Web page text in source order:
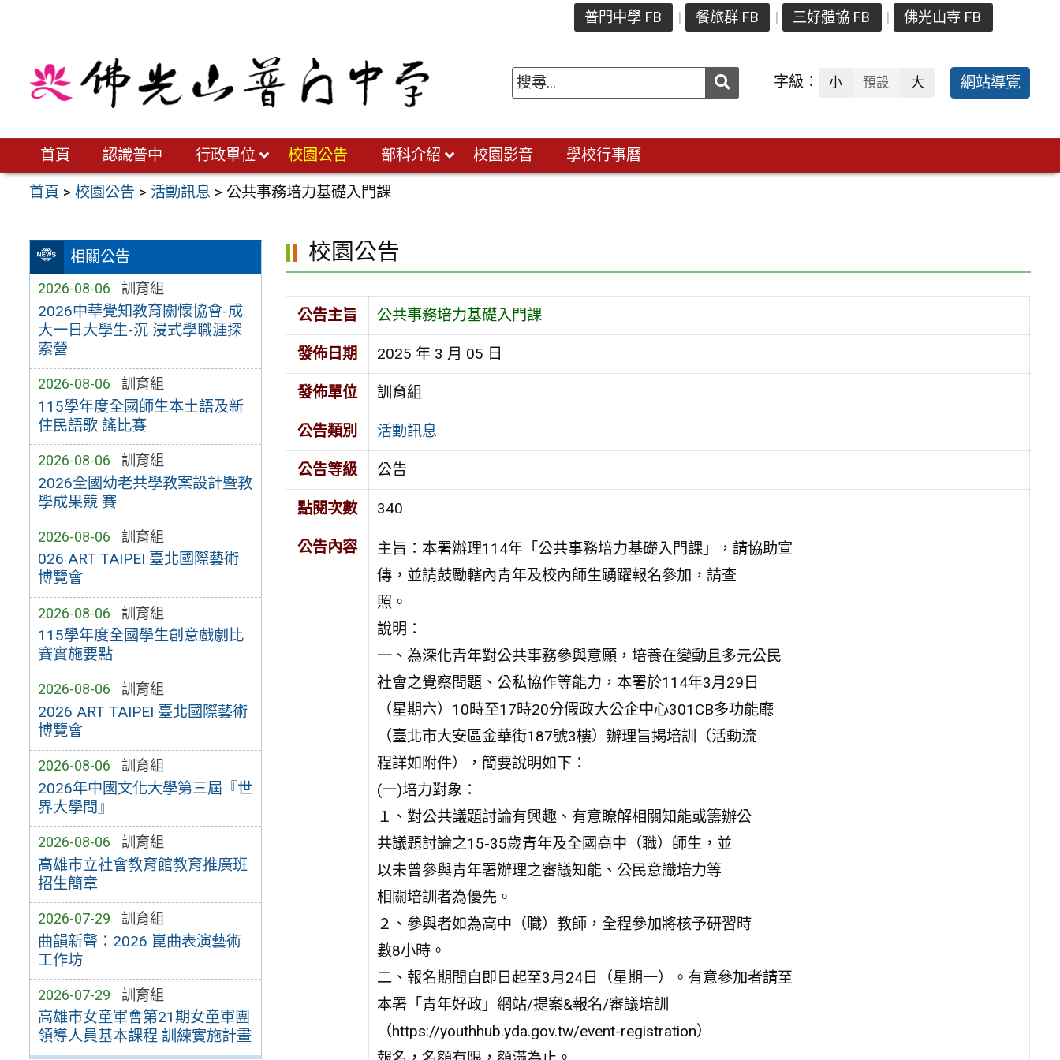
普門中學 FB 餐旅群 FB 三好體協 FB 佛光山寺 FB
送出 字級： 小 預設 大 網站導覽
首頁 認識普中 行政單位 校園公告 部科介紹 校園影音 學校行事曆
首頁 >校園公告 > 活動訊息 > 公共事務培力基礎入門課
相關公告
2026-08-06 訓育組
2026中華覺知教育關懷協會-成
大一日大學生-沉 浸式學職涯探
索營
2026-08-06 訓育組
115學年度全國師生本土語及新
住民語歌 謠比賽
2026-08-06 訓育組
2026全國幼老共學教案設計暨教
學成果競 賽
2026-08-06 訓育組
026 ART TAIPEI 臺北國際藝術
博覽會
2026-08-06 訓育組
115學年度全國學生創意戲劇比
賽實施要點
2026-08-06 訓育組
2026 ART TAIPEI 臺北國際藝術
博覽會
2026-08-06 訓育組
2026年中國文化大學第三屆『世
界大學問』
2026-08-06 訓育組
高雄市立社會教育館教育推廣班
招生簡章
2026-07-29 訓育組
曲韻新聲：2026 崑曲表演藝術
工作坊
2026-07-29 訓育組
高雄市女童軍會第21期女童軍團
領導人員基本課程 訓練實施計畫
校園公告
公告主旨 公共事務培力基礎入門課
發佈日期 2025 年 3 月 05 日
發佈單位 訓育組
公告類別 活動訊息
公告等級 公告
點閱次數 340
公告內容
主旨：本署辦理114年「公共事務培力基礎入門課」，請協助宣
傳，並請鼓勵轄內青年及校內師生踴躍報名參加，請查
照。
說明：
一、為深化青年對公共事務參與意願，培養在變動且多元公民
社會之覺察問題、公私協作等能力，本署於114年3月29日
（星期六）10時至17時20分假政大公企中心301CB多功能廳
（臺北市大安區金華街187號3樓）辦理旨揭培訓（活動流
程詳如附件），簡要說明如下：
(一)培力對象：
１、對公共議題討論有興趣、有意瞭解相關知能或籌辦公
共議題討論之15-35歲青年及全國高中（職）師生，並
以未曾參與青年署辦理之審議知能、公民意識培力等
相關培訓者為優先。
２、參與者如為高中（職）教師，全程參加將核予研習時
數8小時。
二、報名期間自即日起至3月24日（星期一）。有意參加者請至
本署「青年好政」網站/提案&報名/審議培訓
（https://youthhub.yda.gov.tw/event-registration）